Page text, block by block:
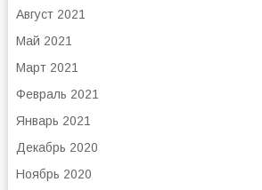
Август 2021
Май 2021
Март 2021
Февраль 2021
Январь 2021
Декабрь 2020
Ноябрь 2020